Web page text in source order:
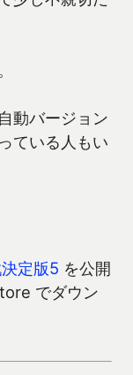
動バージョン
ている人もい
定版5 を公開
でダウン